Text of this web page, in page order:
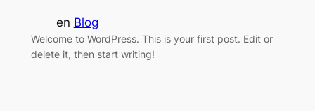
en Blog
Welcome to WordPress. This is your first post. Edit or
delete it, then start writing!